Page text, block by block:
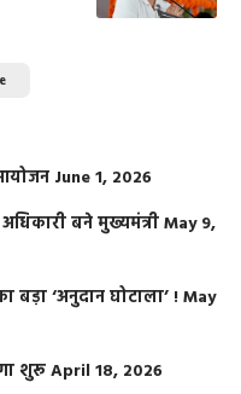
June 1, 2026
बने मुख्यमंत्रीMay 9,
बड़ा ‘अनुदान घोटाला’ !May
शुरूApril 18, 2026